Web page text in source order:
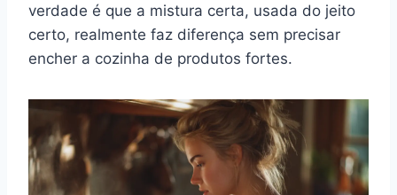
verdade é que a mistura certa, usada do jeito
certo, realmente faz diferença sem precisar
encher a cozinha de produtos fortes.